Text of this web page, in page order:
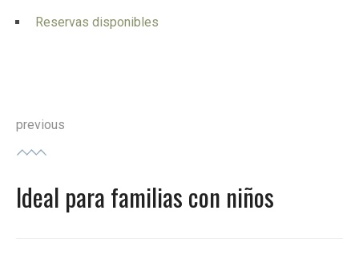
Reservas disponibles
previous
Ideal para familias con niños